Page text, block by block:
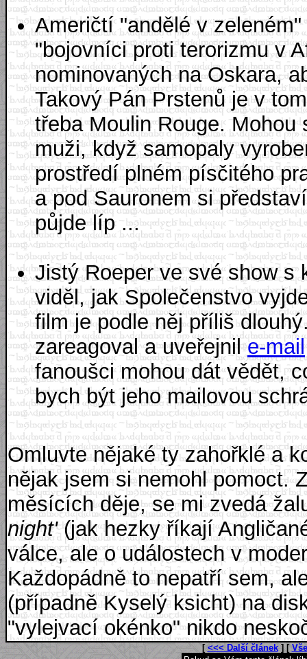
Američtí "andělé v
"bojovníci proti terorizmu v
nominovaných na Oskara,
Takový Pán Prstenů je v
třeba Moulin Rouge.
muži, když samopaly
prostředí plném písčitého
a pod Sauronem si
půjde líp ...
Jistý Roeper ve své show s
viděl, jak Společenstvo
film je podle něj příliš
zareagoval a uveřejnile-mail
fanoušci mohou dát vědět,
bych být jeho mailovou
Omluvte nějaké ty zahořklé a
nějak jsem si nemohl pomoct.
měsících děje, se mi zvedá
night'(jak hezky říkají
válce, ale o událostech v
Každopádně to nepatří sem,
(případně Kyselý ksicht) na
"vylejvací okénko" nikdo
[ <<< Další článek] [